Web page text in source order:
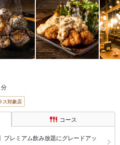
ス対象店
コース
プレミアム飲み放題にグレードアッ